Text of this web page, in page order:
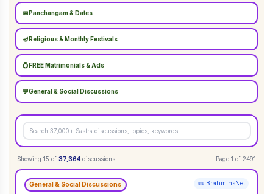
📅 Panchangam & Dates
🪔 Religious & Monthly Festivals
💍 FREE Matrimonials & Ads
💬General & Social Discussions
Showing 15 of 37,364 discussions Page 1 of 2491
General & Social Discussions 📜 BrahminsNet